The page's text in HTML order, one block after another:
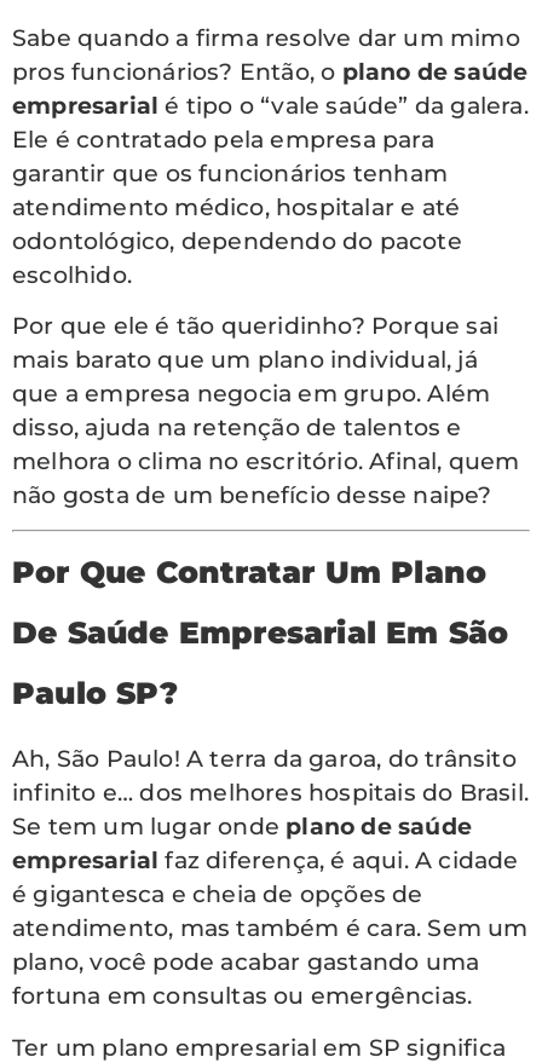
Sabe quando a firma resolve dar um mimo
pros funcionários? Então, o plano de saúde
empresarial é tipo o “vale saúde” da galera.
Ele é contratado pela empresa para
garantir que os funcionários tenham
atendimento médico, hospitalar e até
odontológico, dependendo do pacote
escolhido.
Por que ele é tão queridinho? Porque sai
mais barato que um plano individual, já
que a empresa negocia em grupo. Além
disso, ajuda na retenção de talentos e
melhora o clima no escritório. Afinal, quem
não gosta de um benefício desse naipe?
Por Que Contratar Um Plano
De Saúde Empresarial Em São
Paulo SP?
Ah, São Paulo! A terra da garoa, do trânsito
infinito e… dos melhores hospitais do Brasil.
Se tem um lugar onde plano de saúde
empresarial faz diferença, é aqui. A cidade
é gigantesca e cheia de opções de
atendimento, mas também é cara. Sem um
plano, você pode acabar gastando uma
fortuna em consultas ou emergências.
Ter um plano empresarial em SP significa